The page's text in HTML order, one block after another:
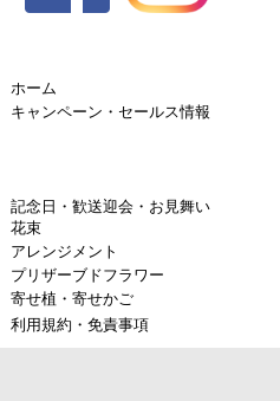
ホーム
キャンペーン・セールス情報
記念日・歓送迎会・お見舞い
花束
アレンジメント
プリザーブドフラワー
寄せ植・寄せかご
利用規約・免責事項